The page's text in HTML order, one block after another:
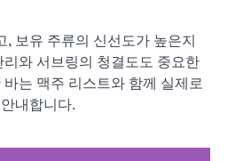
보유 주류의 신선도가 높은지
와 서브링의 청결도도 중요한
는 맥주 리스트와 함께 실제로
내합니다.